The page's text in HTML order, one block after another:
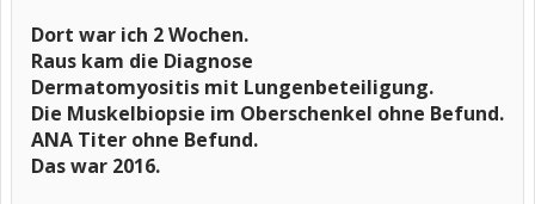
Dort war ich 2 Wochen.
Raus kam die Diagnose
Dermatomyositis mit Lungenbeteiligung.
Die Muskelbiopsie im Oberschenkel ohne Befund.
ANA Titer ohne Befund.
Das war 2016.